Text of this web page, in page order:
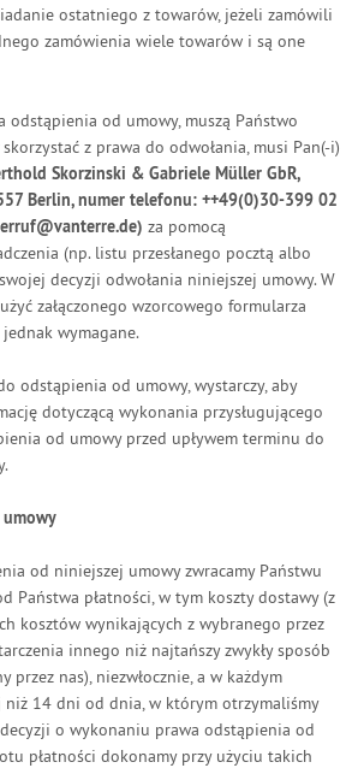
ostatniego z towarów, jeżeli zamówili
zamówienia wiele towarów i są one
odstąpienia od umowy, muszą Państwo
z prawa do odwołania, musi Pan(-i)
Skorzinski & Gabriele Müller GbR,
Berlin, numer telefonu: ++49(0)30-399 02
za pomocą
(np. listu przesłanego pocztą albo
decyzji odwołania niniejszej umowy. W
załączonego wzorcowego formularza
wymagane.
odstąpienia od umowy, wystarczy, aby
dotyczącą wykonania przysługującego
od umowy przed upływem terminu do
od niniejszej umowy zwracamy Państwu
Państwa płatności, w tym koszty dostawy (z
kosztów wynikających z wybranego przez
innego niż najtańszy zwykły sposób
przez nas), niezwłocznie, a w każdym
14 dni od dnia, w którym otrzymaliśmy
o wykonaniu prawa odstąpienia od
płatności dokonamy przy użyciu takich